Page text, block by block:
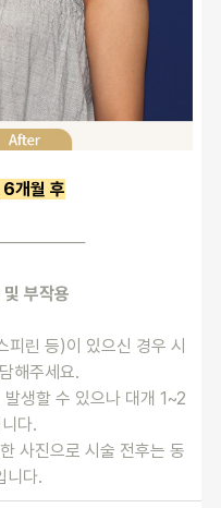
6개월 후
부작용
린 등)이 있으신 경우 시
해주세요.
생할 수 있으나 대개 1~2
다.
사진으로 시술 전후는 동
니다.